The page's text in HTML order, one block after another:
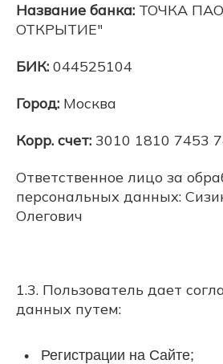
Название банка: ТОЧКА
ОТКРЫТИЕ"
БИК: 044525104
Город: Москва
Корр. счет: 3010 1810 7453
Ответственное лицо за
персональных данных:
Олегович
1.3. Пользователь дает
данных путем:
Регистрации на Сайте;